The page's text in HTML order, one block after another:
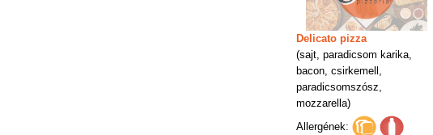
Delicato pizza
(sajt, paradicsom karika,
bacon, csirkemell,
paradicsomszósz,
mozzarella)
Allergének: